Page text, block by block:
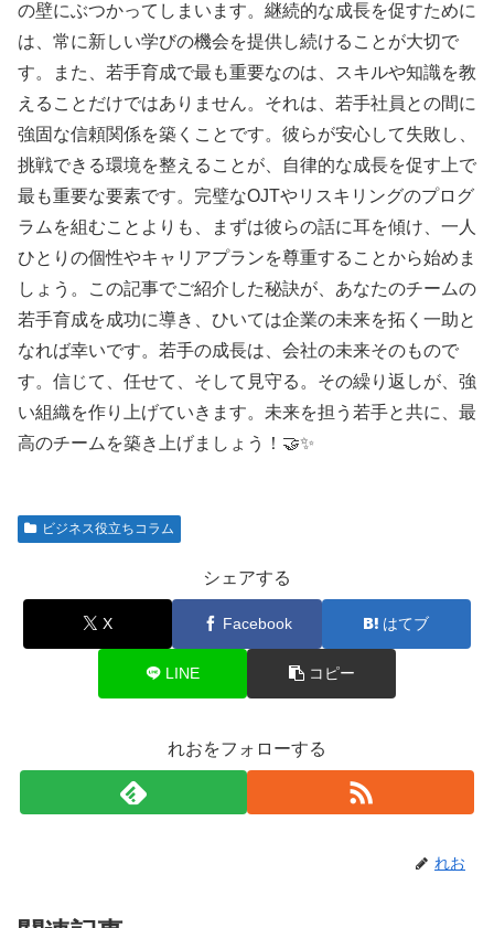
の壁にぶつかってしまいます。継続的な成長を促すために
は、常に新しい学びの機会を提供し続けることが大切で
す。また、若手育成で最も重要なのは、スキルや知識を教
えることだけではありません。それは、若手社員との間に
強固な信頼関係を築くことです。彼らが安心して失敗し、
挑戦できる環境を整えることが、自律的な成長を促す上で
最も重要な要素です。完璧なOJTやリスキリングのプログ
ラムを組むことよりも、まずは彼らの話に耳を傾け、一人
ひとりの個性やキャリアプランを尊重することから始めま
しょう。この記事でご紹介した秘訣が、あなたのチームの
若手育成を成功に導き、ひいては企業の未来を拓く一助と
なれば幸いです。若手の成長は、会社の未来そのもので
す。信じて、任せて、そして見守る。その繰り返しが、強
い組織を作り上げていきます。未来を担う若手と共に、最
高のチームを築き上げましょう！🤝✨
ビジネス役立ちコラム
シェアする
X Facebook はてブ
LINE コピー
れおをフォローする
れお